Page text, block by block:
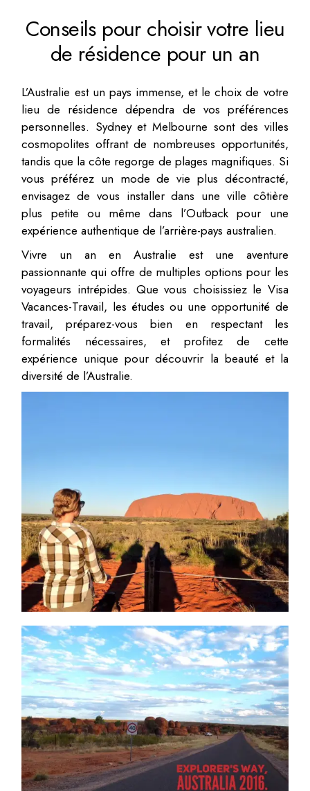
Conseils pour choisir votre lieu
de résidence pour un an
L’Australie est un pays immense, et le choix de votre
lieu de résidence dépendra de vos préférences
personnelles. Sydney et Melbourne sont des villes
cosmopolites offrant de nombreuses opportunités,
tandis que la côte regorge de plages magnifiques. Si
vous préférez un mode de vie plus décontracté,
envisagez de vous installer dans une ville côtière
plus petite ou même dans l’Outback pour une
expérience authentique de l’arrière-pays australien.
Vivre un an en Australie est une aventure
passionnante qui offre de multiples options pour les
voyageurs intrépides. Que vous choisissiez le Visa
Vacances-Travail, les études ou une opportunité de
travail, préparez-vous bien en respectant les
formalités nécessaires, et profitez de cette
expérience unique pour découvrir la beauté et la
diversité de l’Australie.